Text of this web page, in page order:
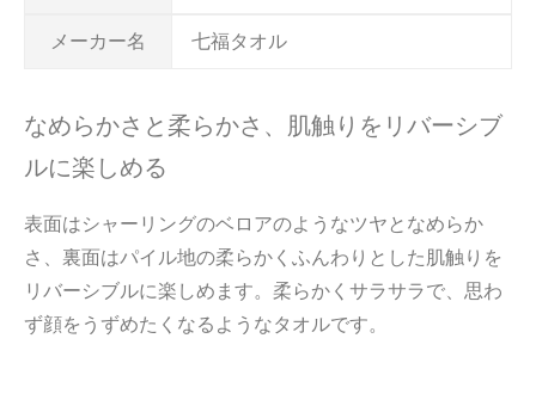
メーカー名 七福タオル
なめらかさと柔らかさ、肌触りをリバーシブ
ルに楽しめる
表面はシャーリングのベロアのようなツヤとなめらか
さ、裏面はパイル地の柔らかくふんわりとした肌触りを
リバーシブルに楽しめます。柔らかくサラサラで、思わ
ず顔をうずめたくなるようなタオルです。